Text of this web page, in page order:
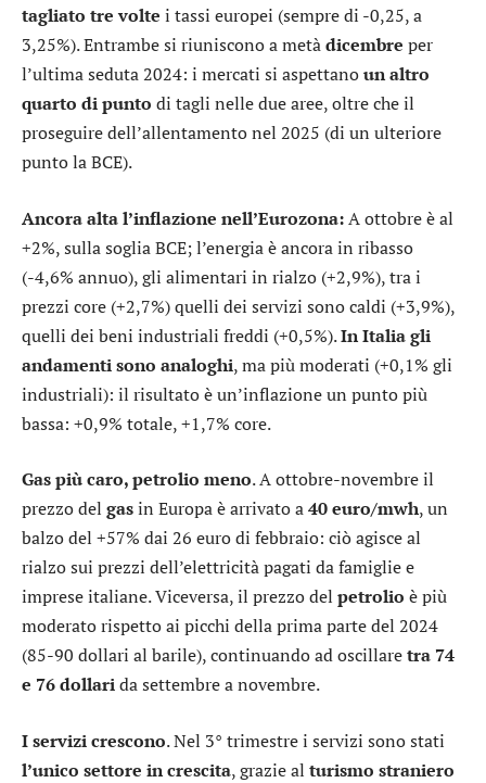
tagliato tre volte i tassi europei (sempre di -0,25, a
3,25%). Entrambe si riuniscono a metàdicembre per
l’ultima seduta 2024: i mercati si aspettanoun altro
quarto di punto di tagli nelle due aree, oltre che il
proseguire dell’allentamento nel 2025 (di un ulteriore
punto la BCE).
Ancora alta l’inflazione nell’Eurozona:A ottobre è al
+2%, sulla soglia BCE; l’energia è ancora in ribasso
(-4,6% annuo), gli alimentari in rialzo (+2,9%), tra i
prezzi core (+2,7%) quelli dei servizi sono caldi (+3,9%),
quelli dei beni industriali freddi (+0,5%).In Italia gli
andamenti sono analoghi, ma più moderati (+0,1% gli
industriali): il risultato è un’inflazione un punto più
bassa: +0,9% totale, +1,7% core.
Gas più caro, petrolio meno. A ottobre-novembre il
prezzo del gasin Europa è arrivato a40 euro/mwh, un
balzo del +57% dai 26 euro di febbraio: ciò agisce al
rialzo sui prezzi dell’elettricità pagati da famiglie e
imprese italiane. Viceversa, il prezzo del petrolio è più
moderato rispetto ai picchi della prima parte del 2024
(85-90 dollari al barile), continuando ad oscillaretra 74
e 76 dollarida settembre a novembre.
I servizi crescono. Nel 3° trimestre i servizi sono stati
l’unico settore in crescita, grazie al turismo straniero